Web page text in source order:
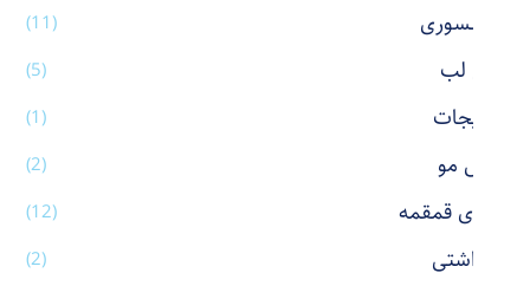
اکسسوری (11)
بالم لب (5)
بدلیجات (1)
برس مو (2)
بطری قمقمه (12)
بهداشتی (2)